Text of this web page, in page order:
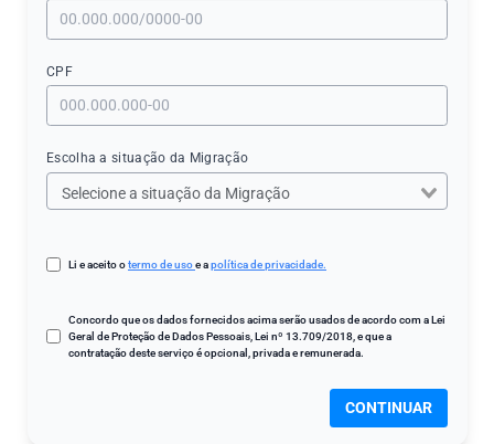
CPF
Escolha a situação da Migração
Li e aceito otermo de usoe apolítica de privacidade.
Concordo que os dados fornecidos acima serão usados de acordo com a Lei
Geral de Proteção de Dados Pessoais, Lei nº 13.709/2018, e que a
contratação deste serviço é opcional, privada e remunerada.
CONTINUAR